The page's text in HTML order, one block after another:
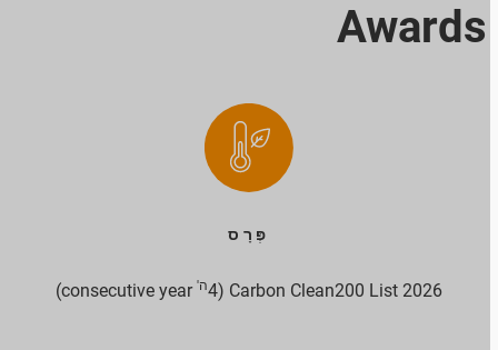
Awards
פְּרָס
2026 Carbon Clean200 List (4 ה'consecutive year)